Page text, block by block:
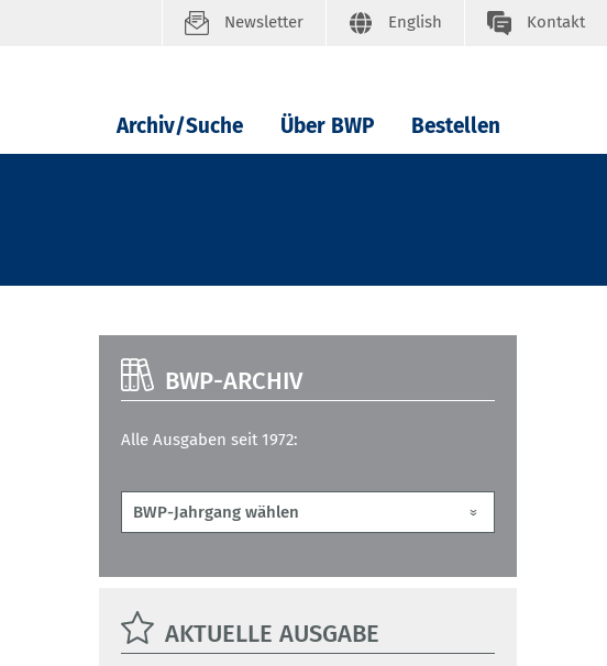
Newsletter English Kontakt
Archiv/Suche Über BWP Bestellen
BWP-ARCHIV
Alle Ausgaben seit 1972:
AKTUELLE AUSGABE